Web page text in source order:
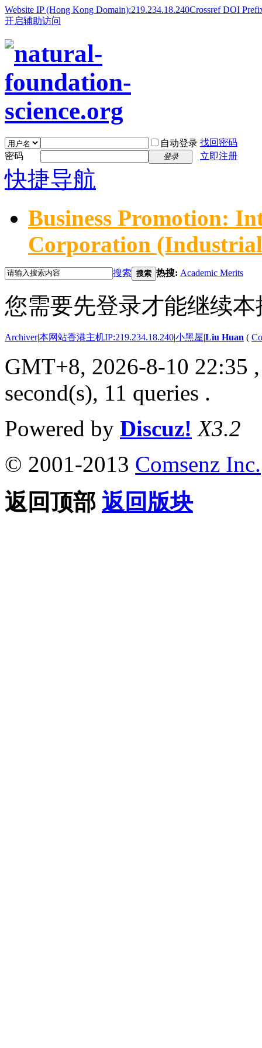
Website IP (Hong Kong Domain):219.234.18.240Crossref DOI
开启辅助访问
自动登录 找回密码
密码
登录 立即注册
快捷导航
Business Promotion:
Corporation
搜索 搜索 热搜: Academic Merits
您需要先登录才能继续本
Archiver|本网站香港主机IP:219.234.18.240|小黑屋|Liu Huan (
GMT+8, 2026-8-10 22:35
second(s), 11 queries .
Powered by Discuz! X3.2
© 2001-2013 Comsenz Inc.
返回顶部 返回版块